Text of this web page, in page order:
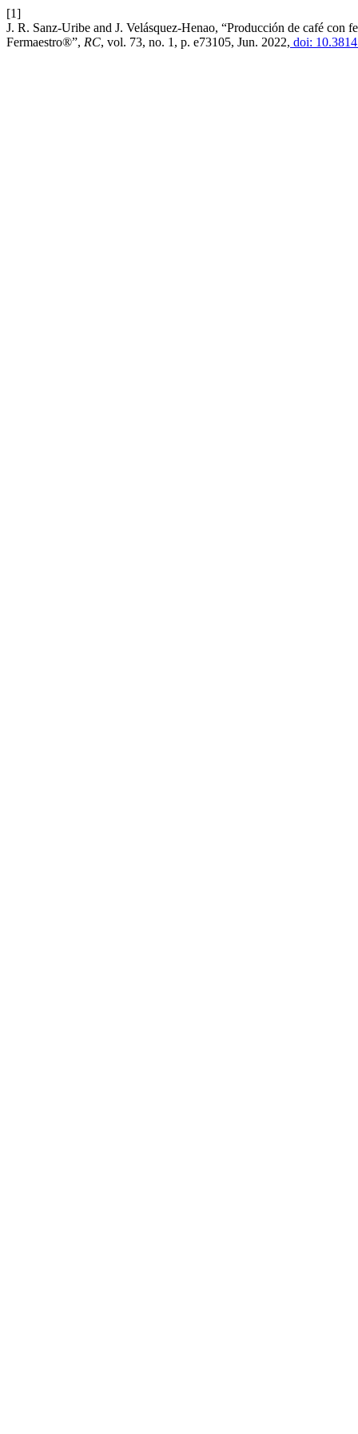
[1]
J. R. Sanz-Uribe and J. Velásquez-Henao, “Producción de café con
Fermaestro®”, RC, vol. 73, no. 1, p. e73105, Jun. 2022, doi: